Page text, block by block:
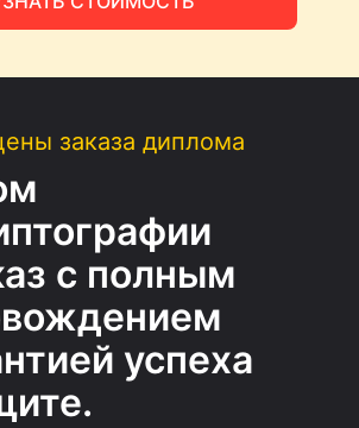
заказа диплома
с полным
успеха